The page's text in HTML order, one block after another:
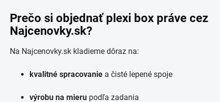
Prečo si objednať plexi box práve cez
Najcenovky.sk?
Na Najcenovky.sk kladieme dôraz na:
kvalitné spracovanie a čisté lepené spoje
výrobu na mieru podľa zadania